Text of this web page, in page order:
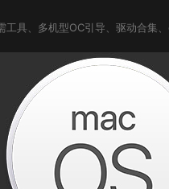
具、多机型OC引导、驱动合集